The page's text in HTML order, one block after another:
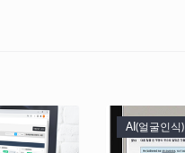
AI(얼굴인식)